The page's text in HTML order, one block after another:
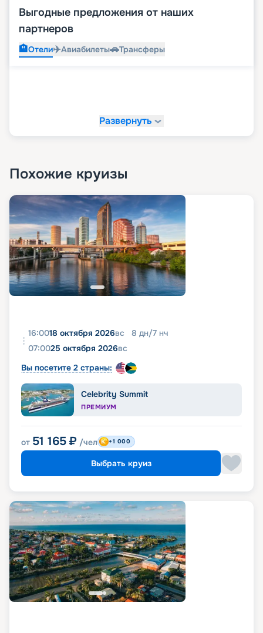
Выгодные предложения от наших
партнеров
🏨Отели✈️Авиабилеты🚗Трансферы
Развернуть
Похожие круизы
16:0018 октября 2026вс 8 дн/7 нч
07:0025 октября 2026вс
Вы посетите 2 страны:
Celebrity Summit
ПРЕМИУМ
от 51 165 ₽ /чел +1 000
Выбрать круиз